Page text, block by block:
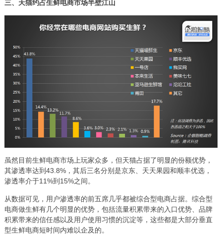
三、天猫约占生鲜电商市场半壁江山
虽然目前生鲜电商市场上玩家众多，但天猫占据了明显的份额优势，
其渗透率达到43.8%，其后三名分别是京东、天天果园和顺丰优选，
渗透率介于11%到15%之间。
从数据可见，用户渗透率的前五席几乎都被综合型电商占据。综合型
电商做生鲜有几个明显的优势，包括流量积累带来的入口优势、品牌
积累带来的信任感以及用户使用习惯的沉淀等，这些都是大部分垂直
型生鲜电商短时间内难以企及的。